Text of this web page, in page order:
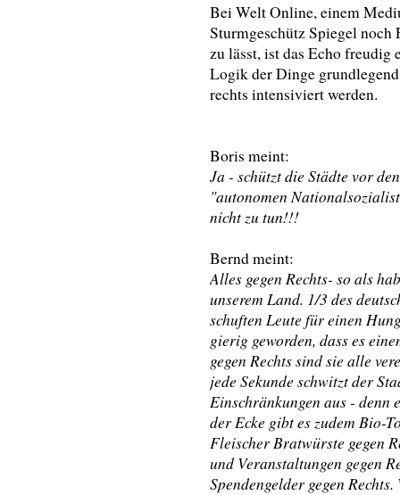
Bei Welt Online, einem
Sturmgeschütz Spiegel
zu lässt, ist das Echo freudig
Logik der Dinge
rechts intensiviert werden.
Boris meint:
Ja - schützt die Städte vor
"autonomen
nicht zu tun!!!
Bernd meint:
Alles gegen Rechts- so als
unserem Land. 1/3 des
schuften Leute für einen
gierig geworden, dass es
gegen Rechts sind sie alle
jede Sekunde schwitzt der
Einschränkungen aus - denn
der Ecke gibt es zudem Bio-
Fleischer Bratwürste gegen
und Veranstaltungen gegen
Spendengelder gegen